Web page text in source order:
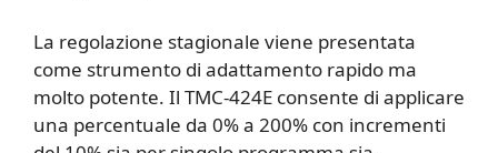
La regolazione stagionale viene presentata
come strumento di adattamento rapido ma
molto potente. Il TMC-424E consente di applicare
una percentuale da 0% a 200% con incrementi